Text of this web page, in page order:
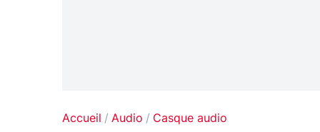
Accueil Audio Casque audio